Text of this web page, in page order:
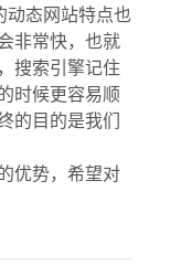
动态网站特点也
非常快，也就
搜索引擎记住
时候更容易顺
的目的是我们
优势，希望对